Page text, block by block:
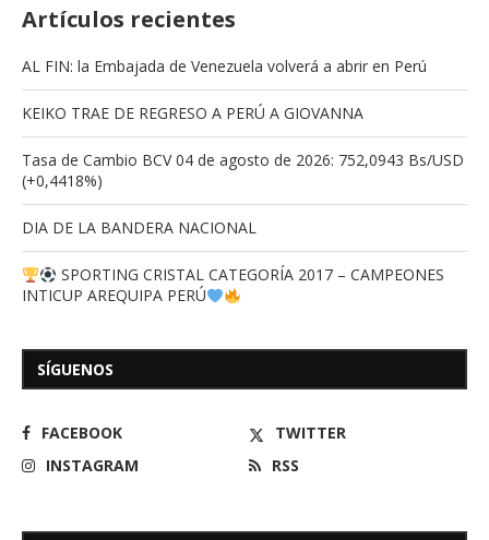
Artículos recientes
AL FIN: la Embajada de Venezuela volverá a abrir en Perú
KEIKO TRAE DE REGRESO A PERÚ A GIOVANNA
Tasa de Cambio BCV 04 de agosto de 2026: 752,0943 Bs/USD
(+0,4418%)
DIA DE LA BANDERA NACIONAL
SPORTING CRISTAL CATEGORÍA 2017 – CAMPEONES
INTICUP AREQUIPA PERÚ
SÍGUENOS
FACEBOOK
TWITTER
INSTAGRAM
RSS